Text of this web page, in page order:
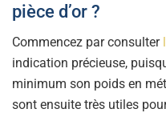
pièce d’or ?
Commencez par consulter
indication précieuse,
minimum son poids en
sont ensuite très utiles